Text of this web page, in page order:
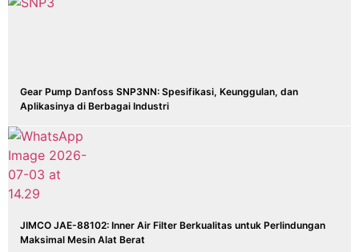
Gear Pump Danfoss SNP3NN: Spesifikasi, Keunggulan, dan
Aplikasinya di Berbagai Industri
JIMCO JAE-88102: Inner Air Filter Berkualitas untuk Perlindungan
Maksimal Mesin Alat Berat